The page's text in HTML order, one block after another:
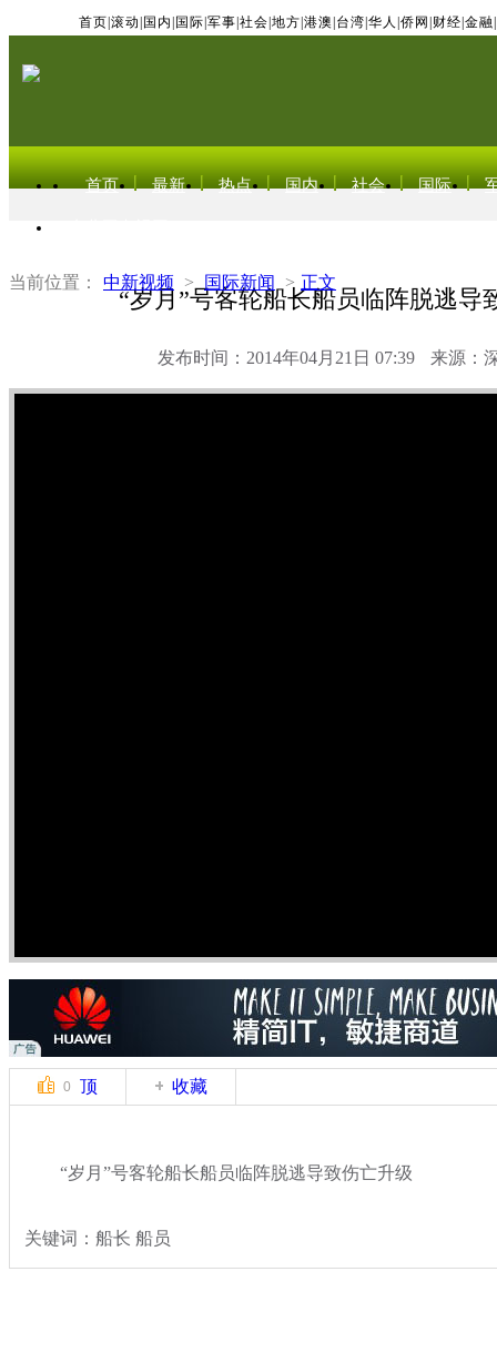
首页 滚动 国内 国际 军事 社会 地方 港澳 台湾 华人 侨网 财经 金融
首页 最新 热点 国内 社会 国际
当前位置： 中新视频 > 国际新闻 > 正文
“岁月”号客轮船长船员临阵脱逃导
发布时间：2014年04月21日 07:39 来源：
0 顶 收藏
“岁月”号客轮船长船员临阵脱逃导致伤亡升级
关键词：船长 船员